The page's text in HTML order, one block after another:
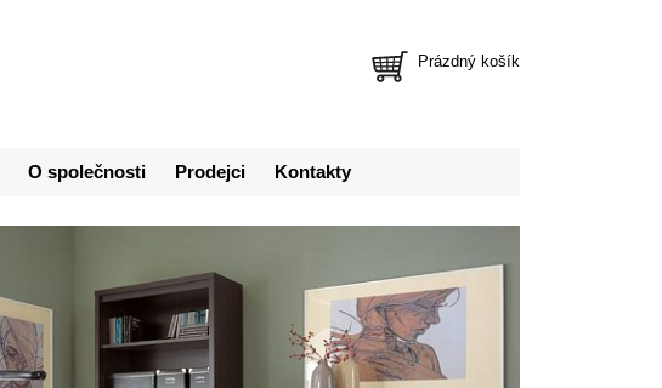
Prázdný košík
O společnosti Prodejci Kontakty